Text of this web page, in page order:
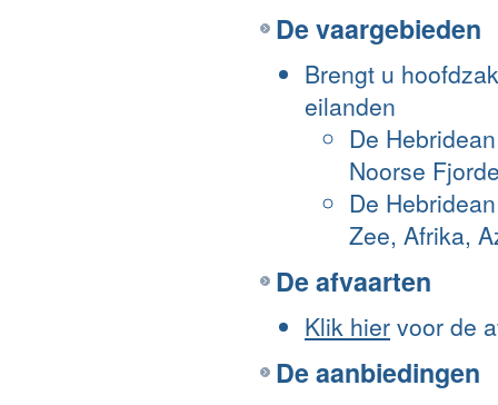
De vaargebieden
Brengt u
eilanden
De
Noorse
De
Zee, Afrika,
De afvaarten
Klik hier voor de
De aanbiedingen